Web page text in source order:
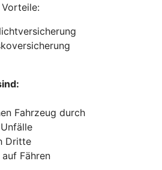
Fahrzeug durch
Dritte
Fähren